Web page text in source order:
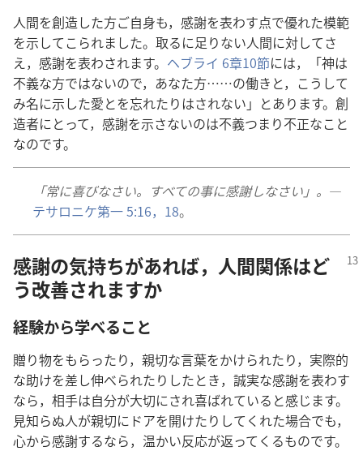
人間を創造した方ご自身も，感謝を表わす点で優れた模範
を示してこられました。取るに足りない人間に対してさ
え，感謝を表わされます。 ヘブライ 6章10節には，「神は
不義な方ではないので，あなた方……の働きと，こうして
み名に示した愛とを忘れたりはされない」とあります。創
造者にとって，感謝を示さないのは不義つまり不正なこと
なのです。
「常に喜びなさい。すべての事に感謝しなさい」。 ―
テサロニケ第一 5:16， 18。
感謝の気持ちがあれば，人間関係はど
う改善されますか
経験から学べること
贈り物をもらったり，親切な言葉をかけられたり，実際的
な助けを差し伸べられたりしたとき，誠実な感謝を表わす
なら，相手は自分が大切にされ喜ばれていると感じます。
見知らぬ人が親切にドアを開けたりしてくれた場合でも，
心から感謝するなら，温かい反応が返ってくるものです。